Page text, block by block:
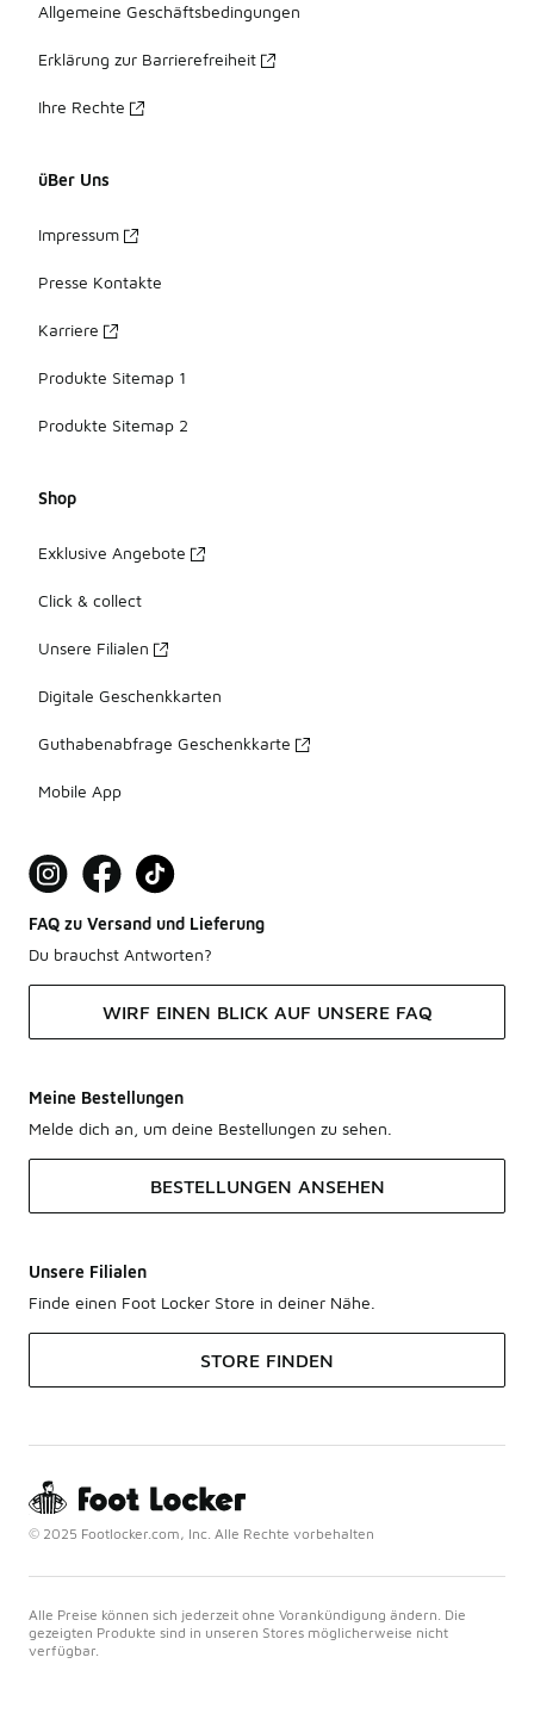
Allgemeine Geschäftsbedingungen
Erklärung zur Barrierefreiheit
Ihre Rechte
üBer Uns
Impressum
Presse Kontakte
Karriere
Produkte Sitemap 1
Produkte Sitemap 2
Shop
Exklusive Angebote
Click & collect
Unsere Filialen
Digitale Geschenkkarten
Guthabenabfrage Geschenkkarte
Mobile App
FAQ zu Versand und Lieferung
Du brauchst Antworten?
WIRF EINEN BLICK AUF UNSERE FAQ
Meine Bestellungen
Melde dich an, um deine Bestellungen zu sehen.
BESTELLUNGEN ANSEHEN
Unsere Filialen
Finde einen Foot Locker Store in deiner Nähe.
STORE FINDEN
© 2025 Footlocker.com, Inc. Alle Rechte vorbehalten
Alle Preise können sich jederzeit ohne Vorankündigung ändern. Die
gezeigten Produkte sind in unseren Stores möglicherweise nicht
verfügbar.